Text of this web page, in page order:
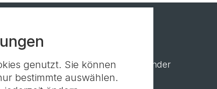
KG
AGB
GSV
NOE Teilefinder
NOE H 20
genutzt. Sie können
bestimmte auswählen.